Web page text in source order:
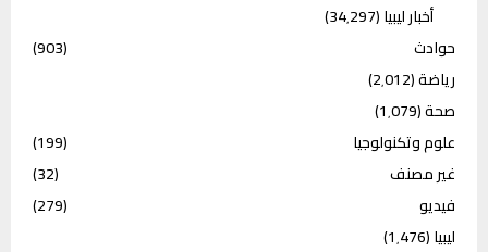
أخبار ليبيا(34٬297)
حوادث
(903)
رياضة(2٬012)
صحة(1٬079)
علوم وتكنولوجيا
(199)
غير مصنف
(32)
فيديو
(279)
ليبيا(1٬476)